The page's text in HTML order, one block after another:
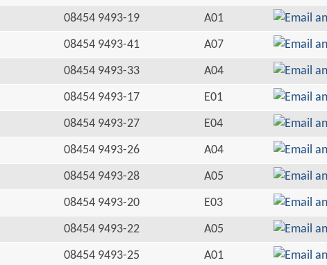
08454 9493-19
A01
08454 9493-41
A07
08454 9493-33
A04
08454 9493-17
E01
08454 9493-27
E04
08454 9493-26
A04
08454 9493-28
A05
08454 9493-20
E03
08454 9493-22
A05
08454 9493-25
A01